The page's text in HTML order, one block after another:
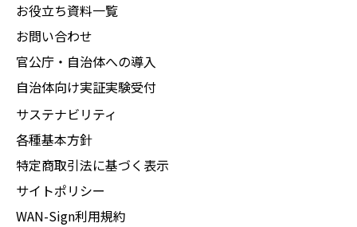
お役立ち資料一覧
お問い合わせ
官公庁・自治体への導入
自治体向け実証実験受付
サステナビリティ
各種基本方針
特定商取引法に基づく表示
サイトポリシー
WAN-Sign利用規約